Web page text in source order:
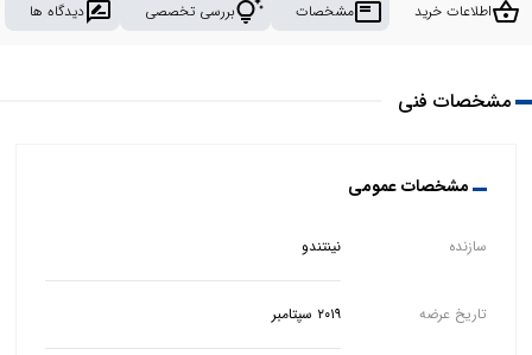
shopping_basketاطلاعات خرید featured_play_listمشخصات tips_and_updatesبررسی تخصصی rate_reviewدیدگاه ها
مشخصات فنی
مشخصات عمومی
سازنده نینتندو
تاریخ عرضه ۲۰۱۹ سپتامبر